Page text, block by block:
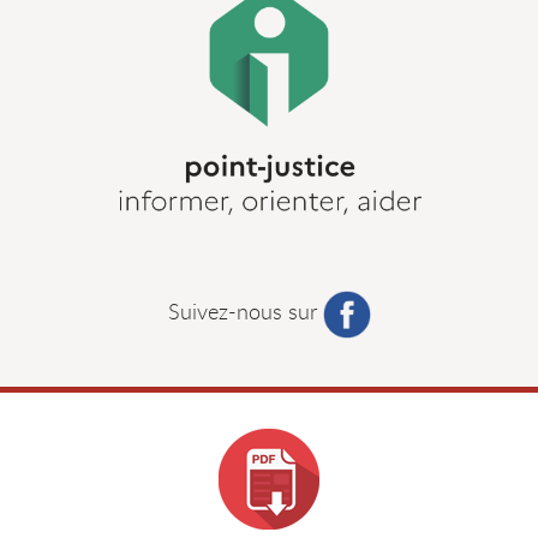
Suivez-nous sur